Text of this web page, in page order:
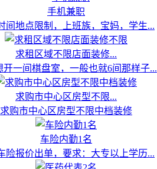
手机兼职
间地点限制，上班族，宝妈，学生...
求租区域不限店面装修...
开一间棋盘室，一般也就6间那样子...
求购市中心区房型不限...
求购市中心区房型不限中档装修
车险内勤1名
险报价出单，要求：大专以上学历...